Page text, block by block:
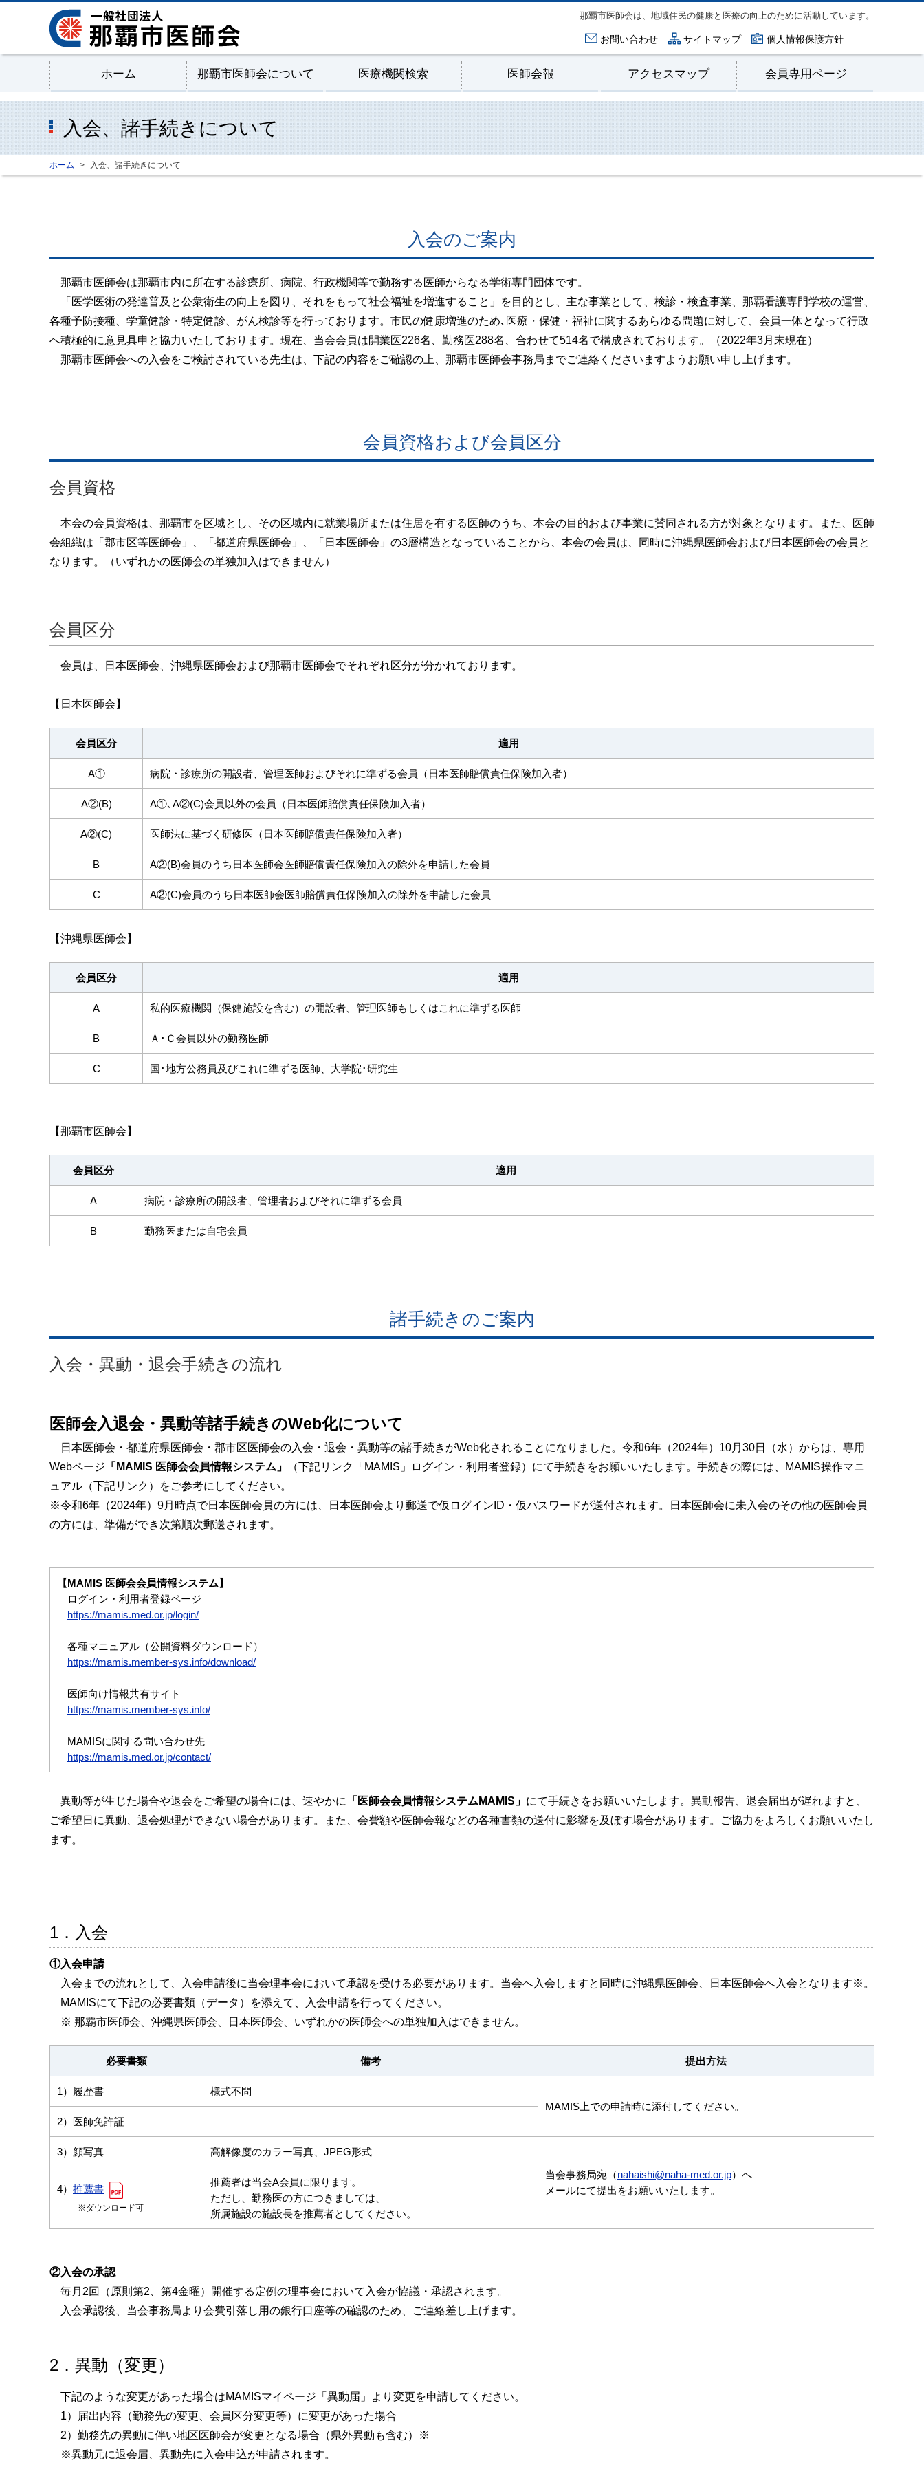
那覇市医師会は、地域住民の健康と医療の向上のために活動しています。
お問い合わせ サイトマップ 個人情報保護方針
ホーム 那覇市医師会について 医療機関検索 医師会報 アクセスマップ 会員専用ページ
入会、諸手続きについて
ホーム 入会、諸手続きについて
入会のご案内
那覇市医師会は那覇市内に所在する診療所、病院、行政機関等で勤務する医師からなる学術専門団体です。
「医学医術の発達普及と公衆衛生の向上を図り、それをもって社会福祉を増進すること」を目的とし、主な事業として、検診・検査事業、那覇看護専門学校の運営、
各種予防接種、学童健診・特定健診、がん検診等を行っております。市民の健康増進のため､医療・保健・福祉に関するあらゆる問題に対して、会員一体となって行政
へ積極的に意見具申と協力いたしております。現在、当会会員は開業医226名、勤務医288名、合わせて514名で構成されております。（2022年3月末現在）
那覇市医師会への入会をご検討されている先生は、下記の内容をご確認の上、那覇市医師会事務局までご連絡くださいますようお願い申し上げます。
会員資格および会員区分
会員資格
本会の会員資格は、那覇市を区域とし、その区域内に就業場所または住居を有する医師のうち、本会の目的および事業に賛同される方が対象となります。また、医師
会組織は「郡市区等医師会」、「都道府県医師会」、「日本医師会」の3層構造となっていることから、本会の会員は、同時に沖縄県医師会および日本医師会の会員と
なります。（いずれかの医師会の単独加入はできません）
会員区分
会員は、日本医師会、沖縄県医師会および那覇市医師会でそれぞれ区分が分かれております。
【日本医師会】
会員区分 適用
A① 病院・診療所の開設者、管理医師およびそれに準ずる会員（日本医師賠償責任保険加入者）
A②(B) A①､A②(C)会員以外の会員（日本医師賠償責任保険加入者）
A②(C) 医師法に基づく研修医（日本医師賠償責任保険加入者）
B A②(B)会員のうち日本医師会医師賠償責任保険加入の除外を申請した会員
C A②(C)会員のうち日本医師会医師賠償責任保険加入の除外を申請した会員
【沖縄県医師会】
会員区分 適用
A 私的医療機関（保健施設を含む）の開設者、管理医師もしくはこれに準ずる医師
B Ａ･Ｃ会員以外の勤務医師
C 国･地方公務員及びこれに準ずる医師、大学院･研究生
【那覇市医師会】
会員区分 適用
A 病院・診療所の開設者、管理者およびそれに準ずる会員
B 勤務医または自宅会員
諸手続きのご案内
入会・異動・退会手続きの流れ
医師会入退会・異動等諸手続きのWeb化について
日本医師会・都道府県医師会・郡市区医師会の入会・退会・異動等の諸手続きがWeb化されることになりました。令和6年（2024年）10月30日（水）からは、専用
Webページ 「MAMIS 医師会会員情報システム」
（下記リンク「MAMIS」ログイン・利用者登録）にて手続きをお願いいたします。手続きの際には、MAMIS操作マニ
ュアル（下記リンク）をご参考にしてください。
※令和6年（2024年）9月時点で日本医師会員の方には、日本医師会より郵送で仮ログインID・仮パスワードが送付されます。日本医師会に未入会のその他の医師会員
の方には、準備ができ次第順次郵送されます。
【MAMIS 医師会会員情報システム】
ログイン・利用者登録ページ
https://mamis.med.or.jp/login/
各種マニュアル（公開資料ダウンロード）
https://mamis.member-sys.info/download/
医師向け情報共有サイト
https://mamis.member-sys.info/
MAMISに関する問い合わせ先
https://mamis.med.or.jp/contact/
異動等が生じた場合や退会をご希望の場合には、速やかに 「医師会会員情報システムMAMIS」 にて手続きをお願いいたします。異動報告、退会届出が遅れますと、
ご希望日に異動、退会処理ができない場合があります。また、会費額や医師会報などの各種書類の送付に影響を及ぼす場合があります。ご協力をよろしくお願いいたし
ます。
1．入会
①入会申請
入会までの流れとして、入会申請後に当会理事会において承認を受ける必要があります。当会へ入会しますと同時に沖縄県医師会、日本医師会へ入会となります※。
MAMISにて下記の必要書類（データ）を添えて、入会申請を行ってください。
※ 那覇市医師会、沖縄県医師会、日本医師会、いずれかの医師会への単独加入はできません。
必要書類 備考 提出方法
1）履歴書
様式不問
MAMIS上での申請時に添付してください。
2）医師免許証
3）顔写真
高解像度のカラー写真、JPEG形式
当会事務局宛（nahaishi@naha-med.or.jp）へ
メールにて提出をお願いいたします。
4） 推薦書
※ダウンロード可
推薦者は当会A会員に限ります。
ただし、勤務医の方につきましては、
所属施設の施設長を推薦者としてください。
②入会の承認
毎月2回（原則第2、第4金曜）開催する定例の理事会において入会が協議・承認されます。
入会承認後、当会事務局より会費引落し用の銀行口座等の確認のため、ご連絡差し上げます。
2．異動（変更）
下記のような変更があった場合はMAMISマイページ「異動届」より変更を申請してください。
1）届出内容（勤務先の変更、会員区分変更等）に変更があった場合
2）勤務先の異動に伴い地区医師会が変更となる場合（県外異動も含む）※
※異動元に退会届、異動先に入会申込が申請されます。